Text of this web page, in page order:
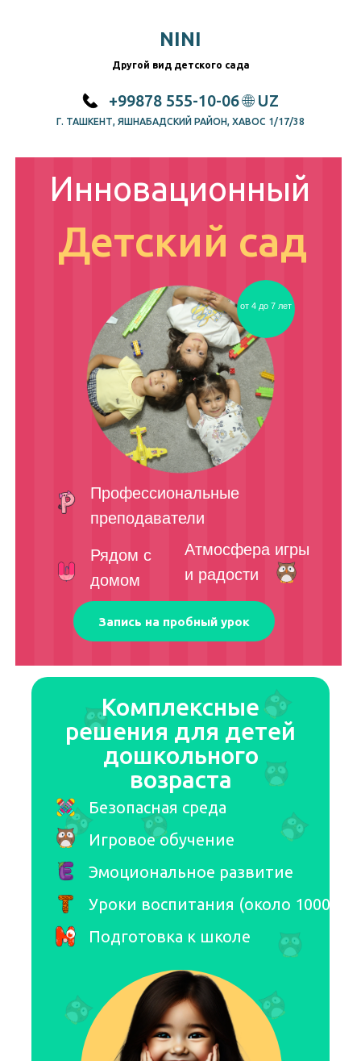
NINI
Другой вид детского сада
+99878 555-10-06 🌐 UZ
Г. ТАШКЕНТ, ЯШНАБАДСКИЙ РАЙОН, ХАВОС 1/17/38
Инновационный
Детский сад
Запись на пробный урок
Рядом с
домом
Профессиональные
преподаватели
Атмосфера игры
и радости
от 4 до 7 лет
Комплексные
решения для детей
дошкольного
возраста
Безопасная среда
Игровое обучение
Эмоциональное развитие
Уроки воспитания (около 1000)
Подготовка к школе